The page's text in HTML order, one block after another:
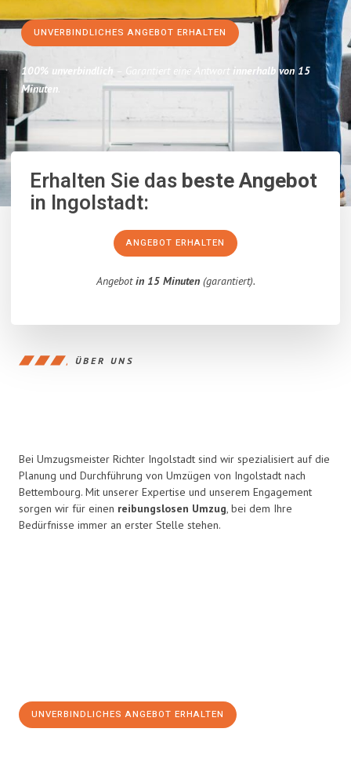
UNVERBINDLICHES ANGEBOT ERHALTEN
100% unverbindlich – Garantiert eine Antwort innerhalb von 15
Minuten.
Erhalten Sie dasbeste Angebot
in Ingolstadt:
ANGEBOT ERHALTEN
Angebotin 15 Minuten(garantiert).
ÜBER UNS
Bei Umzugsmeister Richter Ingolstadt sind wir spezialisiert auf die
Planung und Durchführung von Umzügen von Ingolstadt nach
Bettembourg. Mit unserer Expertise und unserem Engagement
sorgen wir für einen reibungslosen Umzug, bei dem Ihre
Bedürfnisse immer an erster Stelle stehen.
UNVERBINDLICHES ANGEBOT ERHALTEN